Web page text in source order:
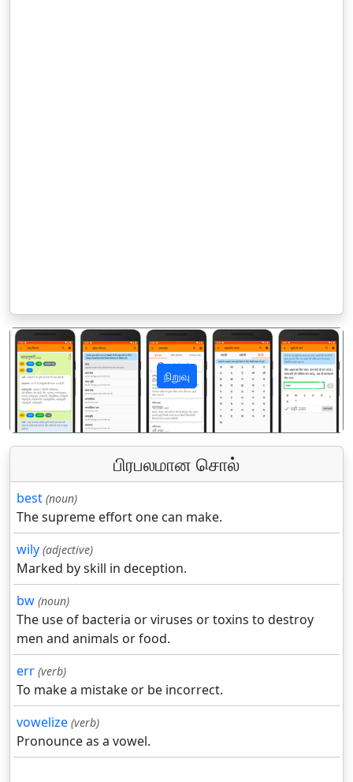
நிறுவு
पिछला अगला
பிரபலமான சொல்
best (noun)
The supreme effort one can make.
wily (adjective)
Marked by skill in deception.
bw (noun)
The use of bacteria or viruses or toxins to destroy
men and animals or food.
err (verb)
To make a mistake or be incorrect.
vowelize (verb)
Pronounce as a vowel.